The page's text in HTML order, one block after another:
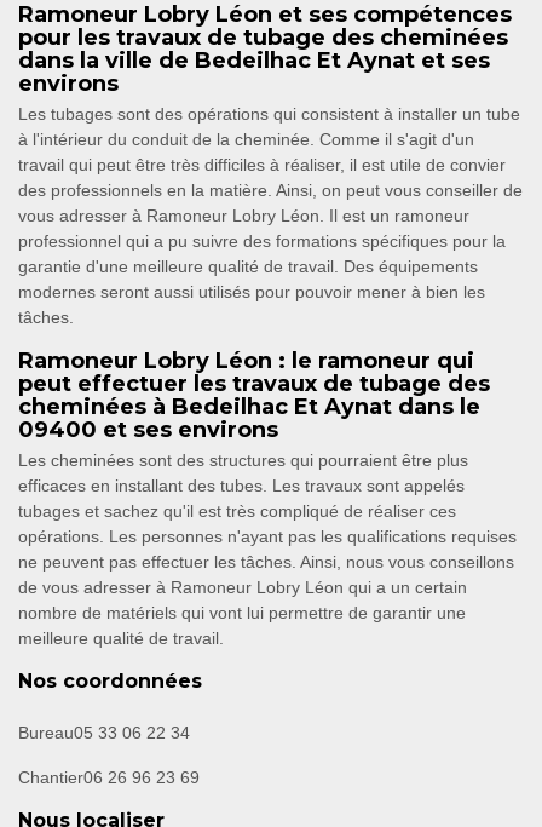
Ramoneur Lobry Léon et ses compétences
pour les travaux de tubage des cheminées
dans la ville de Bedeilhac Et Aynat et ses
environs
Les tubages sont des opérations qui consistent à installer un tube
à l'intérieur du conduit de la cheminée. Comme il s'agit d'un
travail qui peut être très difficiles à réaliser, il est utile de convier
des professionnels en la matière. Ainsi, on peut vous conseiller de
vous adresser à Ramoneur Lobry Léon. Il est un ramoneur
professionnel qui a pu suivre des formations spécifiques pour la
garantie d'une meilleure qualité de travail. Des équipements
modernes seront aussi utilisés pour pouvoir mener à bien les
tâches.
Ramoneur Lobry Léon : le ramoneur qui
peut effectuer les travaux de tubage des
cheminées à Bedeilhac Et Aynat dans le
09400 et ses environs
Les cheminées sont des structures qui pourraient être plus
efficaces en installant des tubes. Les travaux sont appelés
tubages et sachez qu'il est très compliqué de réaliser ces
opérations. Les personnes n'ayant pas les qualifications requises
ne peuvent pas effectuer les tâches. Ainsi, nous vous conseillons
de vous adresser à Ramoneur Lobry Léon qui a un certain
nombre de matériels qui vont lui permettre de garantir une
meilleure qualité de travail.
Nos coordonnées
Bureau05 33 06 22 34
Chantier06 26 96 23 69
Nous localiser